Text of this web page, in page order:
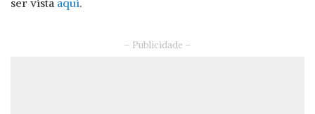
ser vista aqui.
– Publicidade –